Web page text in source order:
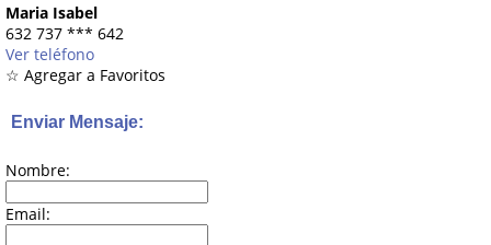
Maria Isabel
632 737 *** 642
Ver teléfono
☆ Agregar a Favoritos
Enviar Mensaje:
Nombre:
Email: